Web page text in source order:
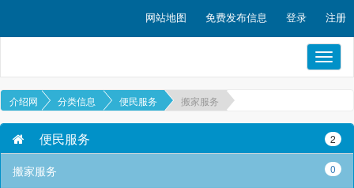
网站地图 免费发布信息 登录 注册
介绍网 分类信息 便民服务 搬家服务
便民服务 2
搬家服务 0